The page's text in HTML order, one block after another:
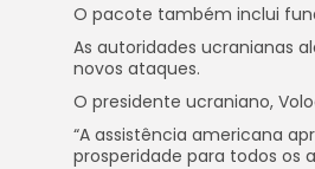
O pacote também inclui
As autoridades ucranianas
novos ataques.
O presidente ucraniano,
“A assistência americana
prosperidade para todos os